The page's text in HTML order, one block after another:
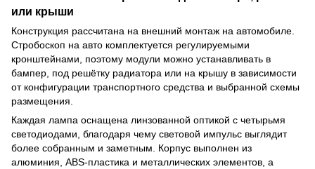
или крыши
Конструкция рассчитана на внешний монтаж на автомобиле.
Стробоскоп на авто комплектуется регулируемыми
кронштейнами, поэтому модули можно устанавливать в
бампер, под решётку радиатора или на крышу в зависимости
от конфигурации транспортного средства и выбранной схемы
размещения.
Каждая лампа оснащена линзованной оптикой с четырьмя
светодиодами, благодаря чему световой импульс выглядит
более собранным и заметным. Корпус выполнен из
алюминия, ABS-пластика и металлических элементов, а